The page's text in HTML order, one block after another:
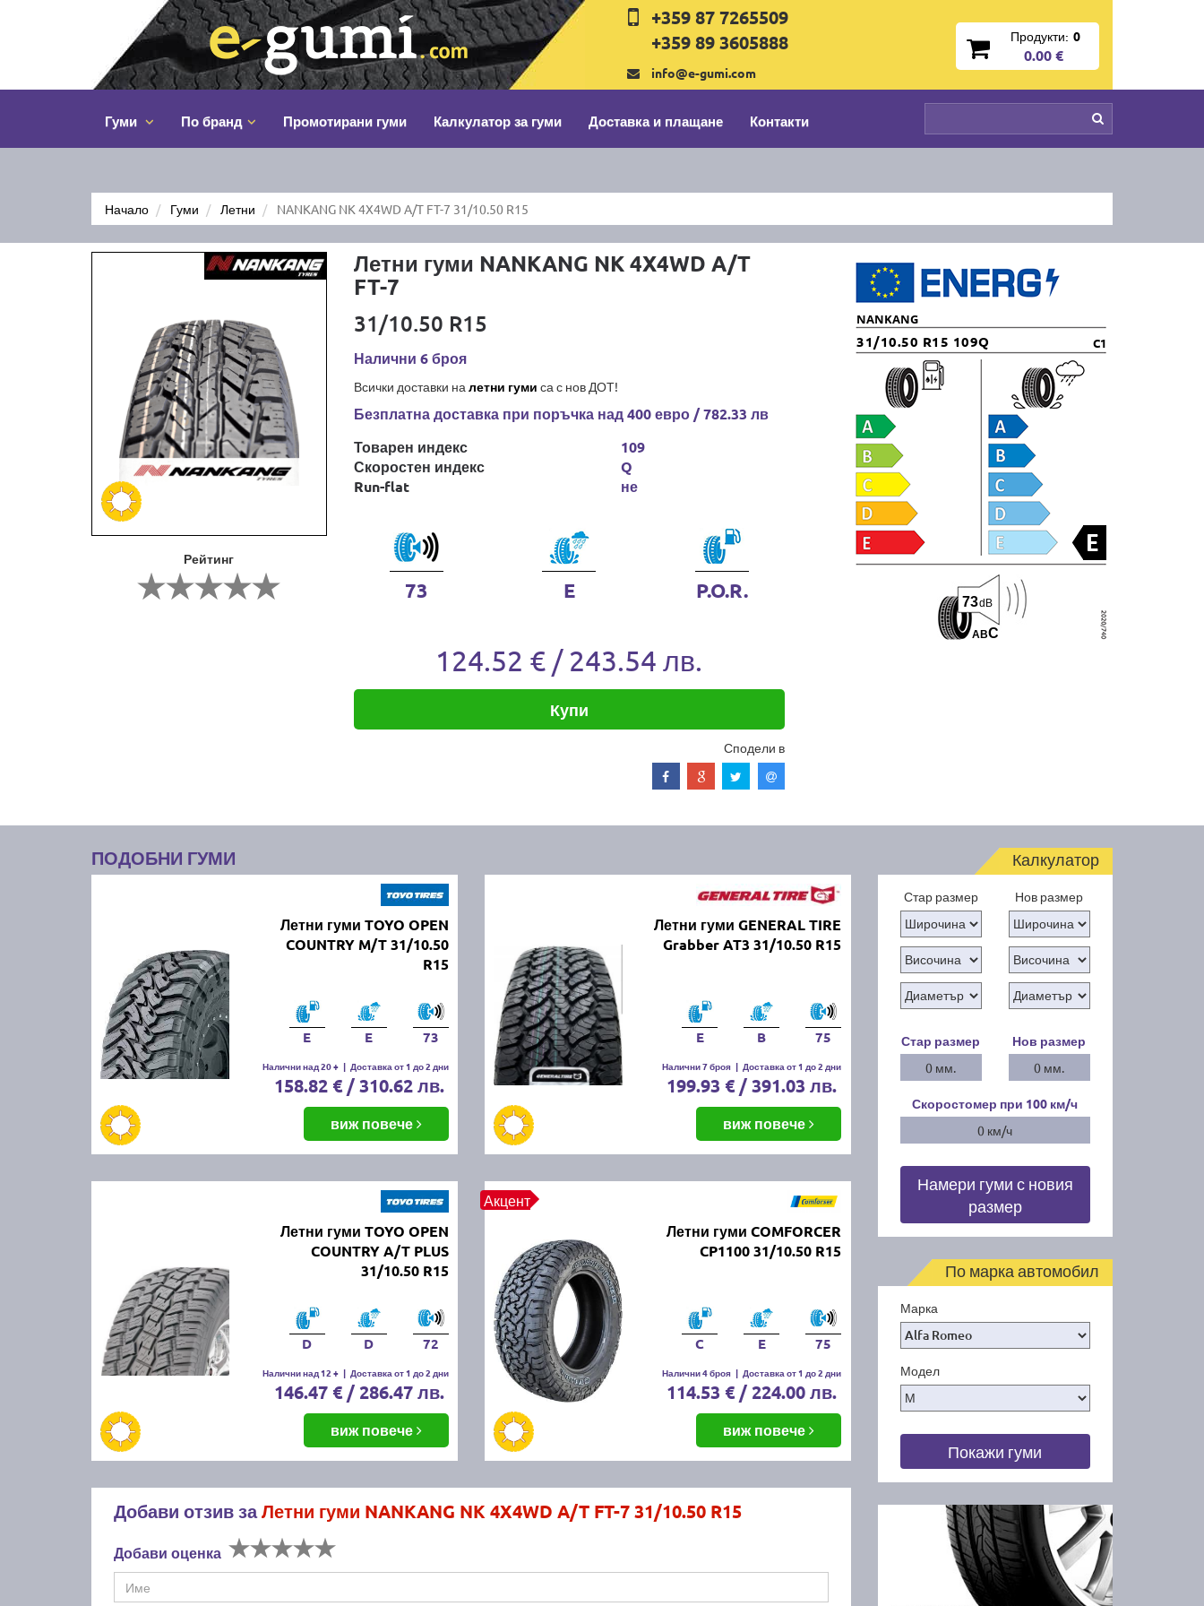
+359 87 7265509
+359 89 3605888
info@e-gumi.com
Продукти: 0
0.00 €
Гуми По бранд Промотирани гуми Калкулатор за гуми Доставка и плащане Контакти
Начало Гуми Летни NANKANG NK 4X4WD A/T FT-7 31/10.50 R15
Рейтинг
Летни гуми NANKANG NK 4X4WD A/T
FT-7
31/10.50 R15
Налични 6 броя
Всички доставки на летни гуми са с нов ДОТ!
Безплатна доставка при поръчка над 400 евро / 782.33 лв
Товарен индекс
Скоростен индекс
Run-flat
109
Q
не
73 E P.O.R.
124.52 € / 243.54 лв.
Купи
Сподели в
NANKANG
31/10.50 R15 109Q C1
ABC
73dB
ПОДОБНИ ГУМИ
Летни гуми TOYO OPEN
COUNTRY M/T 31/10.50
R15
E E 73
Налични над 20 + | Доставка от 1 до 2 дни
158.82 € / 310.62 лв.
виж повече
Летни гуми GENERAL TIRE
Grabber AT3 31/10.50 R15
E B 75
Налични 7 броя | Доставка от 1 до 2 дни
199.93 € / 391.03 лв.
виж повече
Летни гуми TOYO OPEN
COUNTRY A/T PLUS
31/10.50 R15
D D 72
Налични над 12 + | Доставка от 1 до 2 дни
146.47 € / 286.47 лв.
виж повече
Акцент
Летни гуми COMFORCER
CP1100 31/10.50 R15
C E 75
Налични 4 броя | Доставка от 1 до 2 дни
114.53 € / 224.00 лв.
виж повече
Добави отзив заЛетни гуми NANKANG NK 4X4WD A/T FT-7 31/10.50 R15
Добави оценка
Калкулатор
Стар размер Нов размер
Стар размер
0 мм.
Нов размер
0 мм.
Скоростомер при 100 км/ч
0 км/ч
Намери гуми с новия
размер
По марка автомобил
Марка
Модел
Покажи гуми